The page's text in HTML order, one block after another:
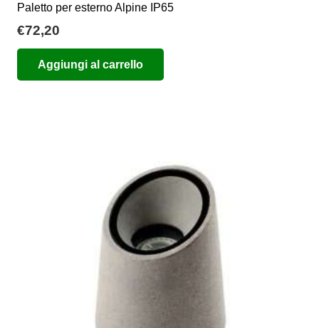
Paletto per esterno Alpine IP65
€72,20
Aggiungi al carrello